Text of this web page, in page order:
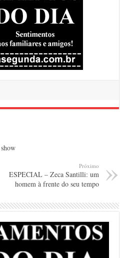
Próximo
ESPECIAL – Zeca Santilli: um
homem à frente do seu tempo